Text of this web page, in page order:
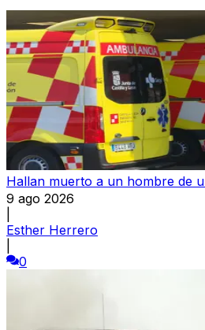
Hallan muerto a un hombre de
9 ago 2026
Esther Herrero
0